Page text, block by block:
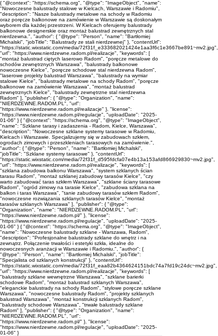
{ "@context": "https://schema.org", "@type": "ImageObject", "name":
"Nowoczesne balustrady stalowe w Kielcach, Warszawie i Radomiu",
"description": "Nasze balustrady metalowe na schody w Radomiu
oraz poręcze balkonowe na zamówienie w Warszawie są doskonałym
wyborem dla każdej przestrzeni. W Kielcach oferujemy balustrady
balkonowe designerskie oraz montaż balustrad zewnętrznych stal
nierdzewna.", "author": { "@type": "Person", "name": "Bartłomiej
Michalski", "jobTitle": "Balustrady ze stali nierdzewnej" }, "contentUrl":
"https://static.wixstatic.com/media/72f31f_e333682021424e1aa3f6c1e3667be891~mv2.jpg",
"url": "https://www.nierdzewne.radom.pl/realizacje", "keywords": [
"montaż balustrad ciętych laserowo Radom", "poręcze metalowe do
schodów zewnętrznych Warszawa", "balustrady balkonowe
nowoczesne Kielce", "poręcze schodowe stal nierdzewna Radom",
"laserowe projekty balustrad Warszawa", "balustrady na wymiar
stalowe Kielce", "balustrady metalowe na schody Radom", "poręcze
balkonowe na zamówienie Warszawa", "montaż balustrad
zewnętrznych Kielce", "balustrady zewnętrzne stal nierdzewna
Radom" ], "publisher": { "@type": "Organization", "name":
"NIERDZEWNE.RADOM.PL", "url":
"https://www.nierdzewne.radom.pl/realizacje" }, "license":
"https://www.nierdzewne.radom.pl/regulacje", "uploadDate": "2025-
01-06" } { "@context": "https://schema.org", "@type": "ImageObject",
"name": "Szklane tarasy i zadaszenia - Radom, Kielce, Warszawa",
"description": "Nowoczesne szklane systemy tarasowe w Radomiu,
Kielcach i Warszawie. Specjalizujemy się w zabudowach szkłem,
ogrodach zimowych i przeszkleniach tarasowych na zamówienie.",
"author": { "@type": "Person", "name": "Bartłomiej Michalski",
"jobTitle": "Szklane systemy tarasowe" }, "contentUrl":
"https://static.wixstatic.com/media/72f31f_d595fdcfa07e4b13a153afd866929830~mv2.jpg",
"url": "https://www.nierdzewne.radom.pl/realizacje", "keywords": [
"szklana zabudowa balkonu Warszawa", "system szklanych ścian
tarasu Radom", "montaż szklanej zabudowy tarasów Kielce", "czy
warto zabudować taras szkłem Warszawa", "szklane ściany tarasowe
Radom", "ogród zimowy na tarasie Kielce", "zabudowa szklana na
balkon i taras Warszawa", "tanie zabudowy tarasów szkłem Radom",
"nowoczesne rozwiązania szklanych tarasów Kielce", "montaż
tarasów szklanych Warszawa" ], "publisher": { "@type":
"Organization", "name": "NIERDZEWNE.RADOM.PL", "url":
"https://www.nierdzewne.radom.pl/" }, "license":
"https://www.nierdzewne.radom.pl/regulacje", "uploadDate": "2025-
01-06" } { "@context": "https://schema.org", "@type": "ImageObject",
"name": "Nowoczesne balustrady szklane - Warszawa, Radom",
"description": "Profesjonalne balustrady szklane do wnętrz i na
zewnątrz. Połączenie trwałości i estetyki szkła, idealne do
nowoczesnych aranżacji w Warszawie i Radomiu.", "author": {
"@type": "Person", "name": "Bartłomiej Michalski", "jobTitle":
"Specjalista od szklanych konstrukcji" }, "contentUrl":
"https://static.wixstatic.com/media/72f31f_eaa82b4364624151bdc74a7fd19c24dc~mv2.jpg",
"url": "https://www.nierdzewne.radom.pl/realizacje", "keywords": [
"balustrady szklane wewnętrzne Warszawa", "szklane barierki
schodowe Radom", "montaż balustrad szklanych Warszawa",
"eleganckie balustrady na schody Radom", "stylowe poręcze szklane
Warszawa", "nowoczesne balustrady Radom", "projekty szklanych
balustrad Warszawa", "montaż konstrukcji szklanych Radom",
"balustrady schodowe Warszawa", "trwałe balustrady szklane
Radom" ], "publisher": { "@type": "Organization", "name":
"NIERDZEWNE.RADOM.PL", "url":
"https://www.nierdzewne.radom.pl/" }, "license":
"https://www.nierdzewne.radom.pl/regulacje", "uploadDate": "2025-
01-06" }